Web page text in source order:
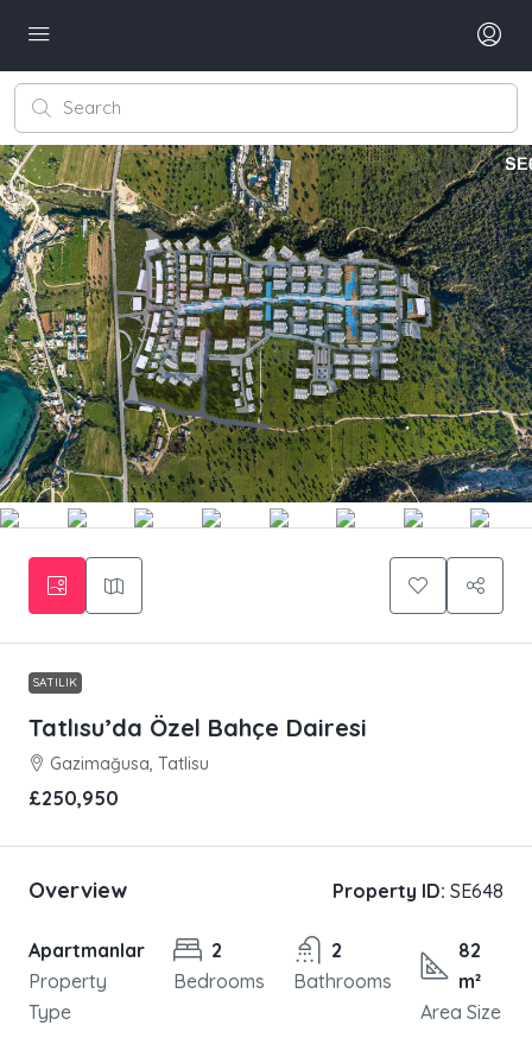
SATILIK
Tatlısu’da Özel Bahçe Dairesi
Gazimağusa, Tatlisu
£250,950
Overview Property ID: SE648
Apartmanlar
Property
Type
2
Bedrooms
2
Bathrooms
82
m²
Area Size